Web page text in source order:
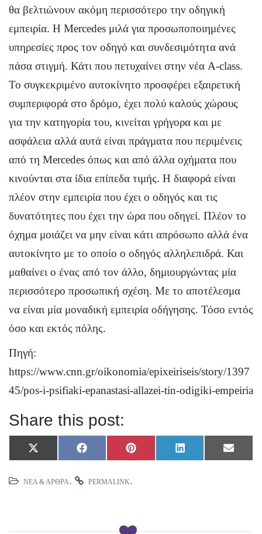
θα βελτιώνουν ακόμη περισσότερο την οδηγική
εμπειρία. Η Mercedes μιλά για προσωποποιημένες
υπηρεσίες προς τον οδηγό και συνδεσιμότητα ανά
πάσα στιγμή. Κάτι που πετυχαίνει στην νέα A-class.
Το συγκεκριμένο αυτοκίνητο προσφέρει εξαιρετική
συμπεριφορά στο δρόμο, έχει πολύ καλούς χώρους
για την κατηγορία του, κινείται γρήγορα και με
ασφάλεια αλλά αυτά είναι πράγματα που περιμένεις
από τη Mercedes όπως και από άλλα οχήματα που
κινούνται στα ίδια επίπεδα τιμής. Η διαφορά είναι
πλέον στην εμπειρία που έχει ο οδηγός και τις
δυνατότητες που έχει την ώρα που οδηγεί. Πλέον το
όχημα μοιάζει να μην είναι κάτι απρόσωπο αλλά ένα
αυτοκίνητο με το οποίο ο οδηγός αλληλεπιδρά. Και
μαθαίνει ο ένας από τον άλλο, δημιουργώντας μία
περισσότερο προσωπική σχέση. Με το αποτέλεσμα
να είναι μία μοναδική εμπειρία οδήγησης. Τόσο εντός
όσο και εκτός πόλης.
Πηγή:
https://www.cnn.gr/oikonomia/epixeiriseis/story/1397
45/pos-i-psifiaki-epanastasi-allazei-tin-odigiki-empeiria
Share this post:
Share
on
X
(
w
Share
on
F
a
e
Share
on
P
i
s
Share
on
L
i
Share
on
E
m
ΝΈΑ & ΆΡΘΡΑ. PERMALINK.